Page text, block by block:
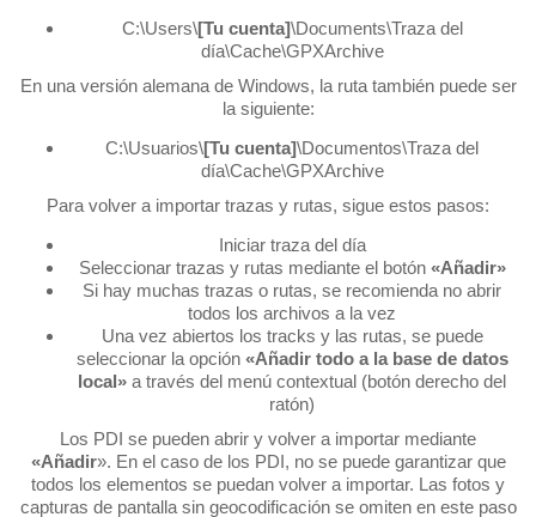
C:\Users\[Tu cuenta]\Documents\Traza del
día\Cache\GPXArchive
En una versión alemana de Windows, la ruta también puede ser
la siguiente:
C:\Usuarios\[Tu cuenta]\Documentos\Traza del
día\Cache\GPXArchive
Para volver a importar trazas y rutas, sigue estos pasos:
Iniciar traza del día
Seleccionar trazas y rutas mediante el botón «Añadir»
Si hay muchas trazas o rutas, se recomienda no abrir
todos los archivos a la vez
Una vez abiertos los tracks y las rutas, se puede
seleccionar la opción «Añadir todo a la base de datos
local» a través del menú contextual (botón derecho del
ratón)
Los PDI se pueden abrir y volver a importar mediante
«Añadir». En el caso de los PDI, no se puede garantizar que
todos los elementos se puedan volver a importar. Las fotos y
capturas de pantalla sin geocodificación se omiten en este paso